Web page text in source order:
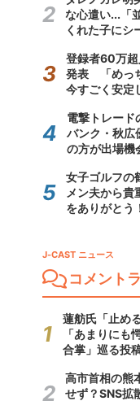
な心遣い...「
くれた子にシ
登録者60万
発表 「めっ
今すごく安定
電撃トレード
バンク・秋広
の方が出場機
女子ゴルフの
メン夫から
をありがとう
J-CAST ニュース
コメント
蓮舫氏「止め
「あまりに
合掌」巡る投
高市首相の熊
せず？SNS